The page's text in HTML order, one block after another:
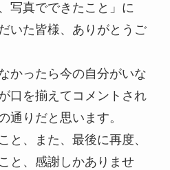
写真でできたこと」に
いた皆様、ありがとうご
かったら今の自分がいな
口を揃えてコメントされ
通りだと思います。
と、また、最後に再度、
と、感謝しかありませ